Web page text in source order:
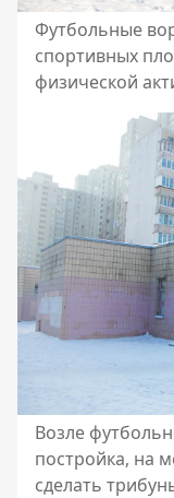
Футбольные
спортивных
физической
Возле
постройка, на
сделать